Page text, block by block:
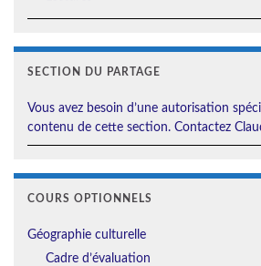
SECTION DU PARTAGE
Vous avez besoin d’une autorisation
contenu de cette section. Contactez
COURS OPTIONNELS
Géographie culturelle
Cadre d’évaluation